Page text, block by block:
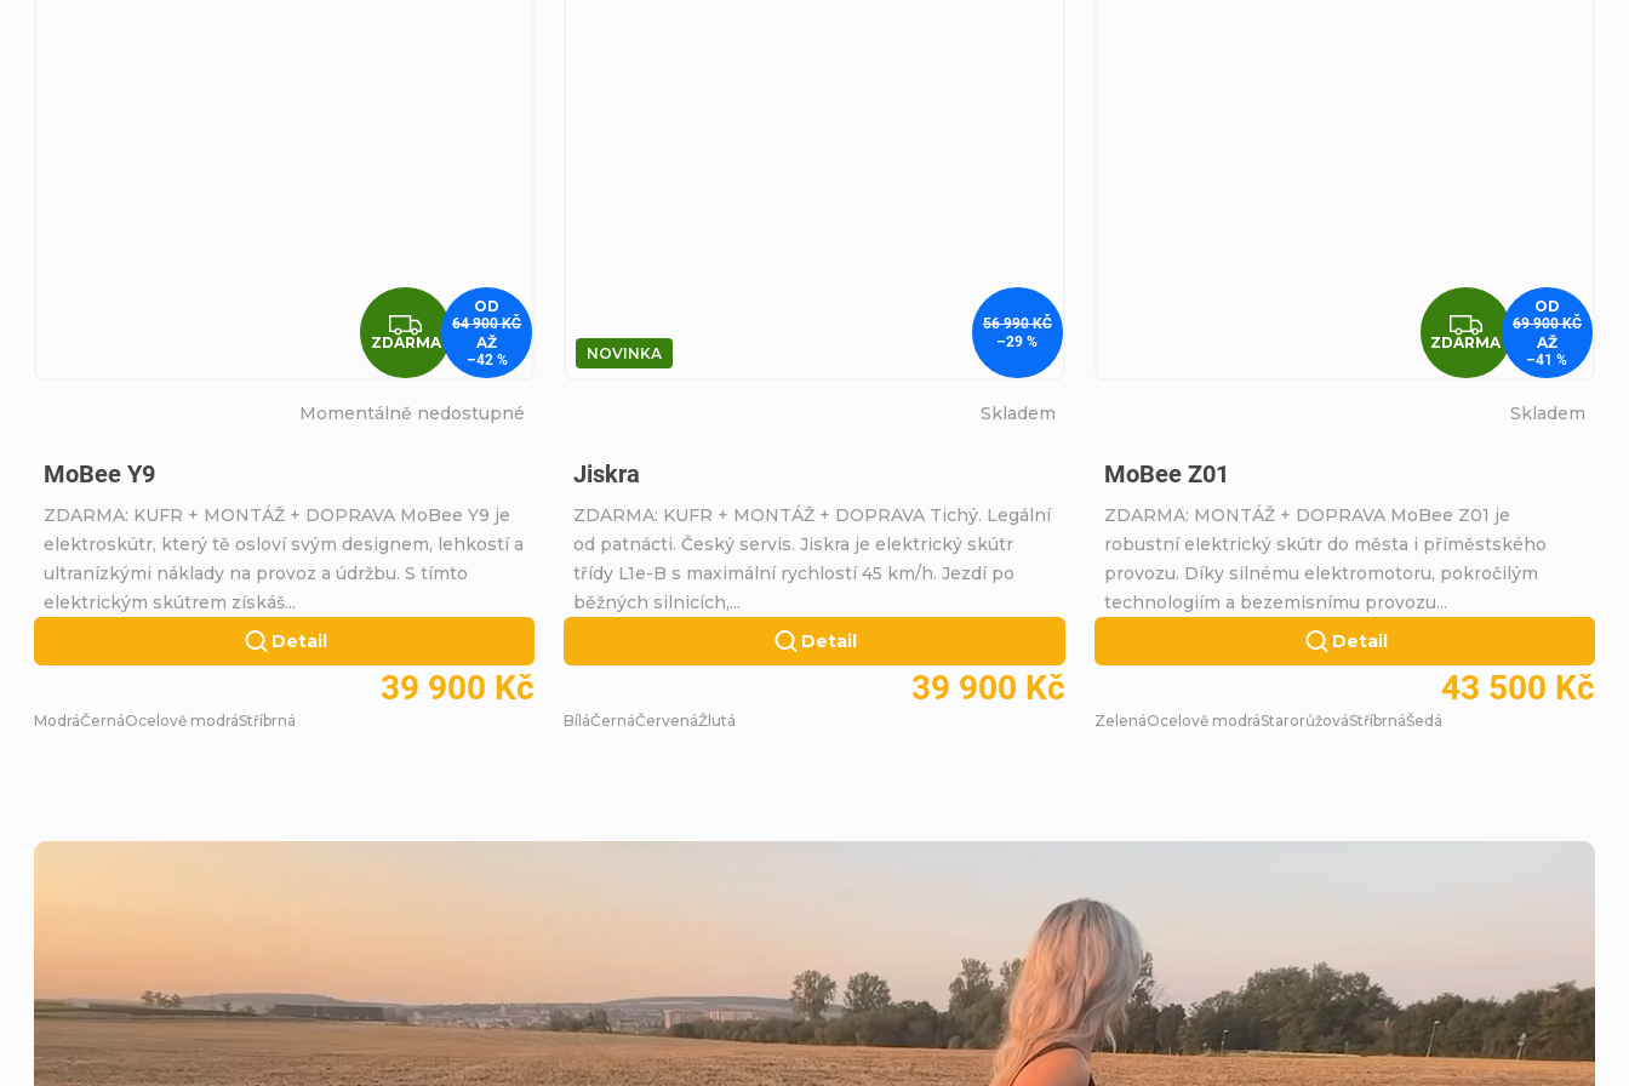
k
ú
t
M
e
ZDARMA
ZDARMA
OD
64 900 KČ
AŽ
–42 %
MoBee Y9
Momentálně nedostupné
39 900 Kč
Detail
ZDARMA: KUFR + MONTÁŽ + DOPRAVA MoBee Y9 je
elektroskútr, který tě osloví svým designem, lehkostí a
ultranízkými náklady na provoz a údržbu. S tímto
elektrickým skútrem získáš...
ModráČernáOcelově modráStříbrná
NOVINKA
56 990 KČ
–29 %
Jiskra
Skladem
39 900 Kč
Detail
ZDARMA: KUFR + MONTÁŽ + DOPRAVA Tichý. Legální
od patnácti. Český servis. Jiskra je elektrický skútr
třídy L1e-B s maximální rychlostí 45 km/h. Jezdí po
běžných silnicích,...
BíláČernáČervenáŽlutá
ZDARMA
ZDARMA
OD
69 900 KČ
AŽ
–41 %
MoBee Z01
Skladem
43 500 Kč
Detail
ZDARMA: MONTÁŽ + DOPRAVA MoBee Z01 je
robustní elektrický skútr do města i příměstského
provozu. Díky silnému elektromotoru, pokročilým
technologiím a bezemisnímu provozu...
ZelenáOcelově modráStarorůžováStříbrnáŠedá